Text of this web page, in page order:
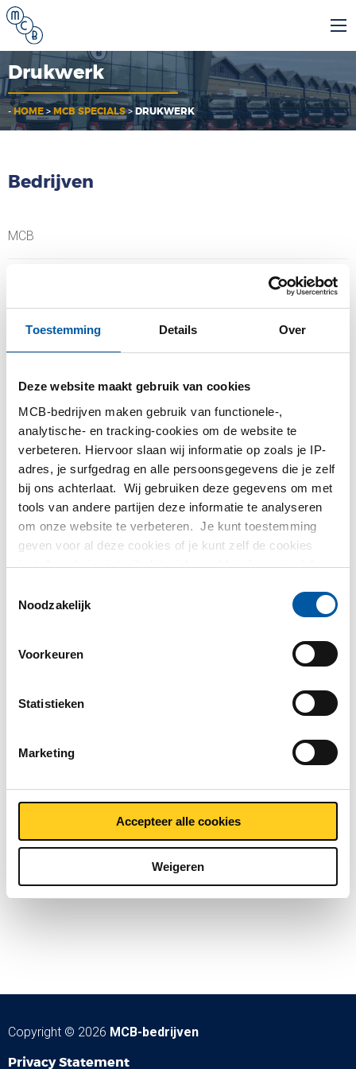
Toestemming Details Over
Deze website maakt gebruik van cookies
MCB-bedrijven maken gebruik van functionele-,
analytische- en tracking-cookies om de website te
verbeteren. Hiervoor slaan wij informatie op zoals je IP-
adres, je surfgedrag en alle persoonsgegevens die je zelf
bij ons achterlaat. Wij gebruiken deze gegevens om met
tools van andere partijen deze informatie te analyseren
om onze website te verbeteren. Je kunt toestemming
geven voor al deze cookies of je kunt zelf de cookies
instellen als je niet wilt dat wij bepaalde informatie delen.
partijen waarmee wij samenwerken vind je in ons
Noodzakelijk
Voorkeuren
Statistieken
Marketing
Accepteer alle cookies
Weigeren
Drukwerk
-HOME> MCB SPECIALS>DRUKWERK
Bedrijven
MCB
MCB Direct
Testas
TS Métaux
Copyright © 2026 MCB-bedrijven
Privacy Statement